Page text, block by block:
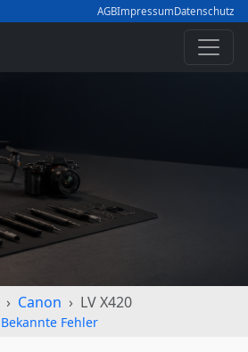
AGBImpressumDatenschutz
Canon LV X420
Bekannte Fehler